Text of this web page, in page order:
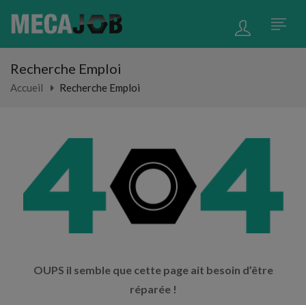
Recherche Emploi
Accueil Recherche Emploi
OUPS il semble que cette page ait besoin d’être
réparée !